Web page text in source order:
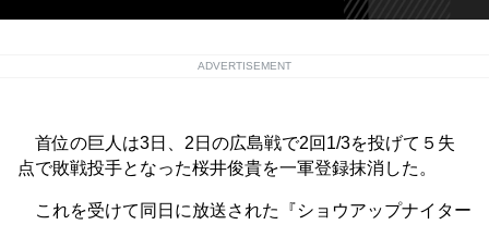
ADVERTISEMENT
首位の巨人は3日、2日の広島戦で2回1/3を投げて５失
点で敗戦投手となった桜井俊貴を一軍登録抹消した。
これを受けて同日に放送された『ショウアップナイター